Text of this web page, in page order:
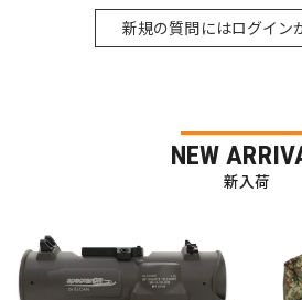
新規の質問にはログイン
NEW
新入荷